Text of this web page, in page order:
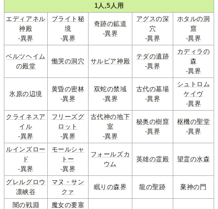
1人,5人用
エディアネル
神殿
-異界
ブライト秘
境
-異界
奇跡の鉱道
-異界
アグスの深
穴
-異界
ホタルの洞
窟
-異界
ベルツヘイム
の殿堂
慟哭の洞穴 サルビア神殿
テダの遺跡
-異界
カディラの
森
-異界
氷原の辺境
黄昏の密林
-異界
双蛇の禁域
-異界
古代の墓場
-異界
シュトロム
ケイヴ
-異界
クライネスア
イル
-異界
フリーズグ
ロット
-異界
古代神の地下
室
-異界
秘奥の樹窟
-異界
枢機の聖堂
-異界
ルインズロー
ド
-異界
モールシャ
トー
-異界
フォールズカ
ウム
英雄の霊殿 望霊の水森
グレルグロウ
凛峡谷
マヌ・サン
クァ
眠りの森界 龍の聖跡 棄神の門
闇の戦淵
魔女の要塞